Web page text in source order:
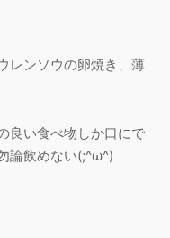
レンソウの卵焼き、薄
良い食べ物しか口にで
論飲めない(;^ω^)